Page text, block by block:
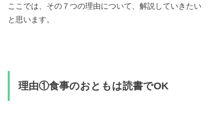
ここでは、その７つの理由について、解説していきたい
と思います。
理由①食事のおともは読書でOK